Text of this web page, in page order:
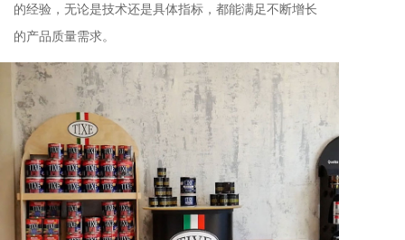
的经验，无论是技术还是具体指标，都能满足不断增长
的产品质量需求。